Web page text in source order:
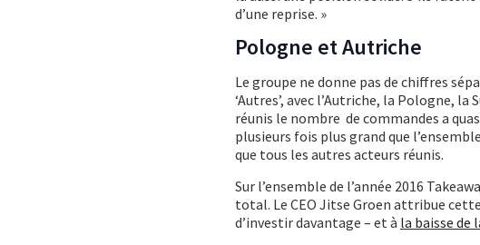
d’une reprise. »
Pologne et Autriche
Le groupe ne donne pas de chiffres
‘Autres’, avec l’Autriche, la Pologne,
réunis le nombre de commandes a
plusieurs fois plus grand que
que tous les autres acteurs réunis.
Sur l’ensemble de l’année 2016
total. Le CEO Jitse Groen attribue
d’investir davantage – et à la baisse de